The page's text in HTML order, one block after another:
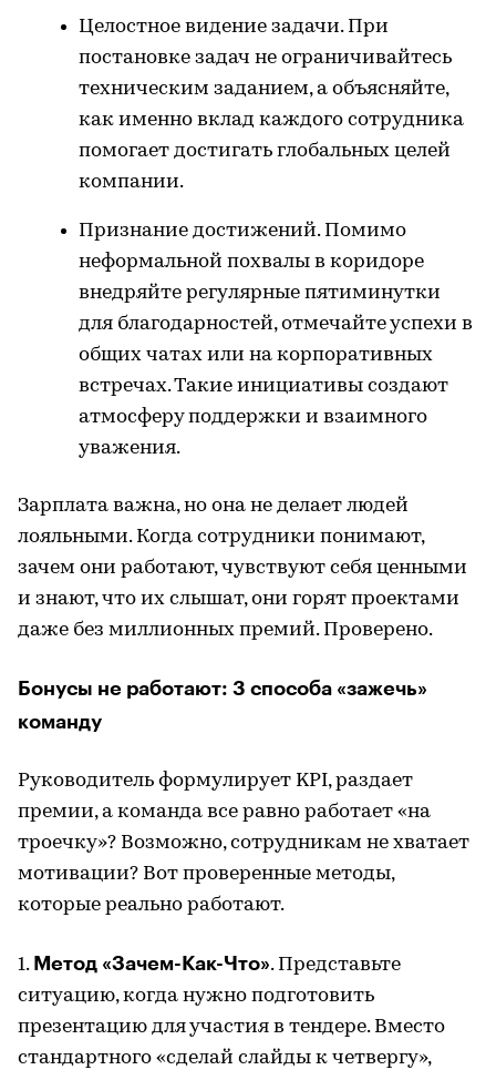
Целостное видение задачи. При
постановке задач не ограничивайтесь
техническим заданием, а объясняйте,
как именно вклад каждого сотрудника
помогает достигать глобальных целей
компании.
Признание достижений. Помимо
неформальной похвалы в коридоре
внедряйте регулярные пятиминутки
для благодарностей, отмечайте успехи в
общих чатах или на корпоративных
встречах. Такие инициативы создают
атмосферу поддержки и взаимного
уважения.
Зарплата важна, но она не делает людей
лояльными. Когда сотрудники понимают,
зачем они работают, чувствуют себя ценными
и знают, что их слышат, они горят проектами
даже без миллионных премий. Проверено.
Бонусы не работают: 3 способа «зажечь»
команду
Руководитель формулирует KPI, раздает
премии, а команда все равно работает «на
троечку»? Возможно, сотрудникам не хватает
мотивации? Вот проверенные методы,
которые реально работают.
1. Метод «Зачем-Как-Что». Представьте
ситуацию, когда нужно подготовить
презентацию для участия в тендере. Вместо
стандартного «сделай слайды к четвергу»,